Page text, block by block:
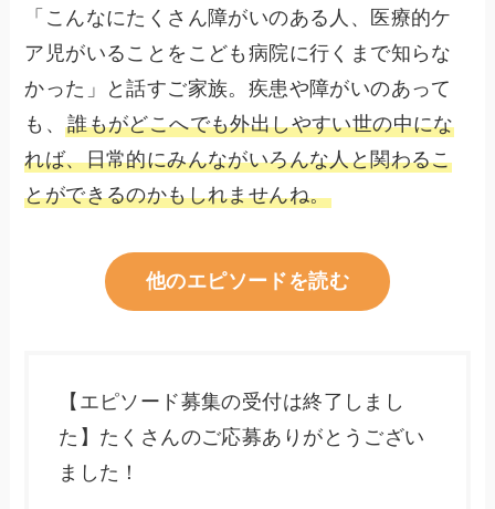
「こんなにたくさん障がいのある人、医療的ケ
ア児がいることをこども病院に行くまで知らな
かった」と話すご家族。疾患や障がいのあって
も、誰もがどこへでも外出しやすい世の中にな
れば、日常的にみんながいろんな人と関わるこ
とができるのかもしれませんね。
他のエピソードを読む
【エピソード募集の受付は終了しまし
た】たくさんのご応募ありがとうござい
ました！